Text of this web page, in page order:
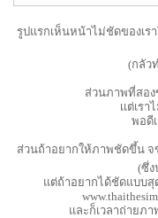
รูปแรกเห็นหน้าไม่ชัดของเ
(กลัว
ส่วนภาพที่สอง
เเต่เร
พอดี
ส่วนถ้าอยากให้ภาพชัดขึ้น จ
(ซึ่ง
แต่ถ้าอยากได้ชัดแบบสุ
และก็เวลาถ่ายภ